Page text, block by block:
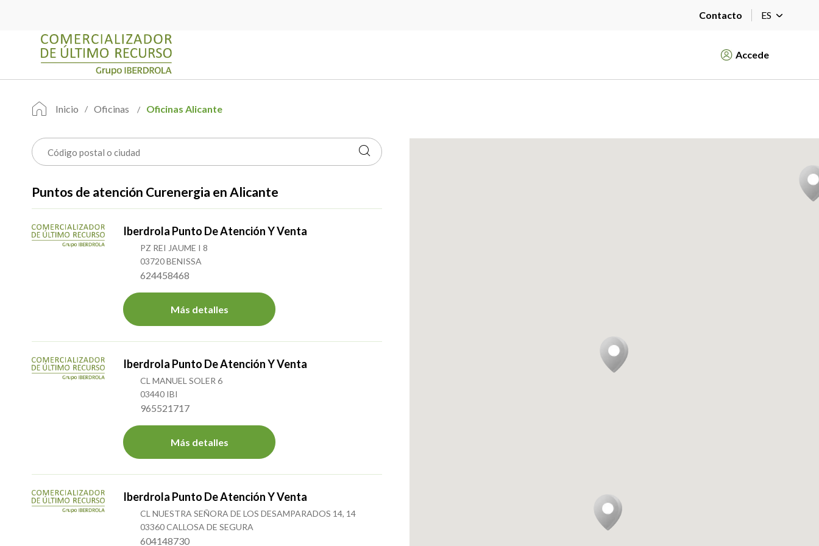
Contacto ES
Accede
Inicio Oficinas Oficinas Alicante
Puntos de atención Curenergia en Alicante
Iberdrola Punto De Atención Y Venta
PZ REI JAUME I 8
03720 BENISSA
624458468
Más detalles
Iberdrola Punto De Atención Y Venta
CL MANUEL SOLER 6
03440 IBI
965521717
Más detalles
Iberdrola Punto De Atención Y Venta
CL NUESTRA SEÑORA DE LOS DESAMPARADOS 14, 14
03360 CALLOSA DE SEGURA
604148730